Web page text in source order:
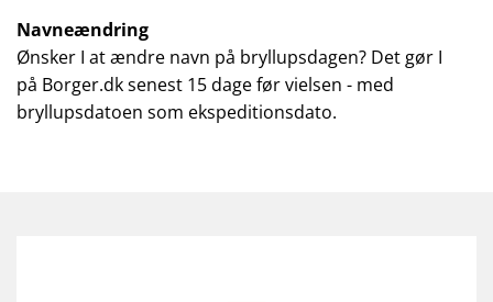
Navneændring
Ønsker I at ændre navn på bryllupsdagen? Det gør I
på Borger.dk senest 15 dage før vielsen - med
bryllupsdatoen som ekspeditionsdato.